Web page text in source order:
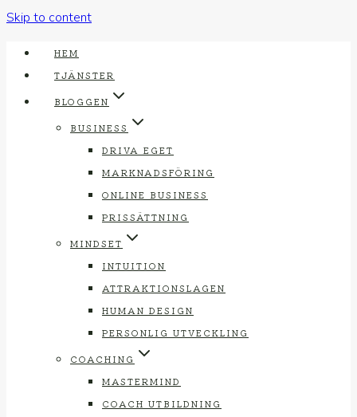
Skip to content
HEM
TJÄNSTER
BLOGGEN
BUSINESS
DRIVA EGET
MARKNADSFÖRING
ONLINE BUSINESS
PRISSÄTTNING
MINDSET
INTUITION
ATTRAKTIONSLAGEN
HUMAN DESIGN
PERSONLIG UTVECKLING
COACHING
MASTERMIND
COACH UTBILDNING